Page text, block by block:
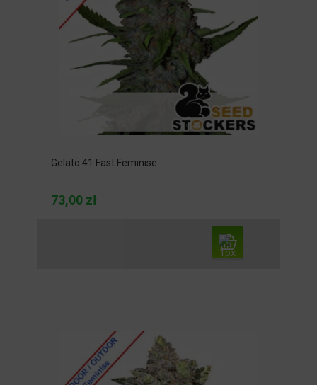
Gelato 41 Fast Feminise
73,00 zł